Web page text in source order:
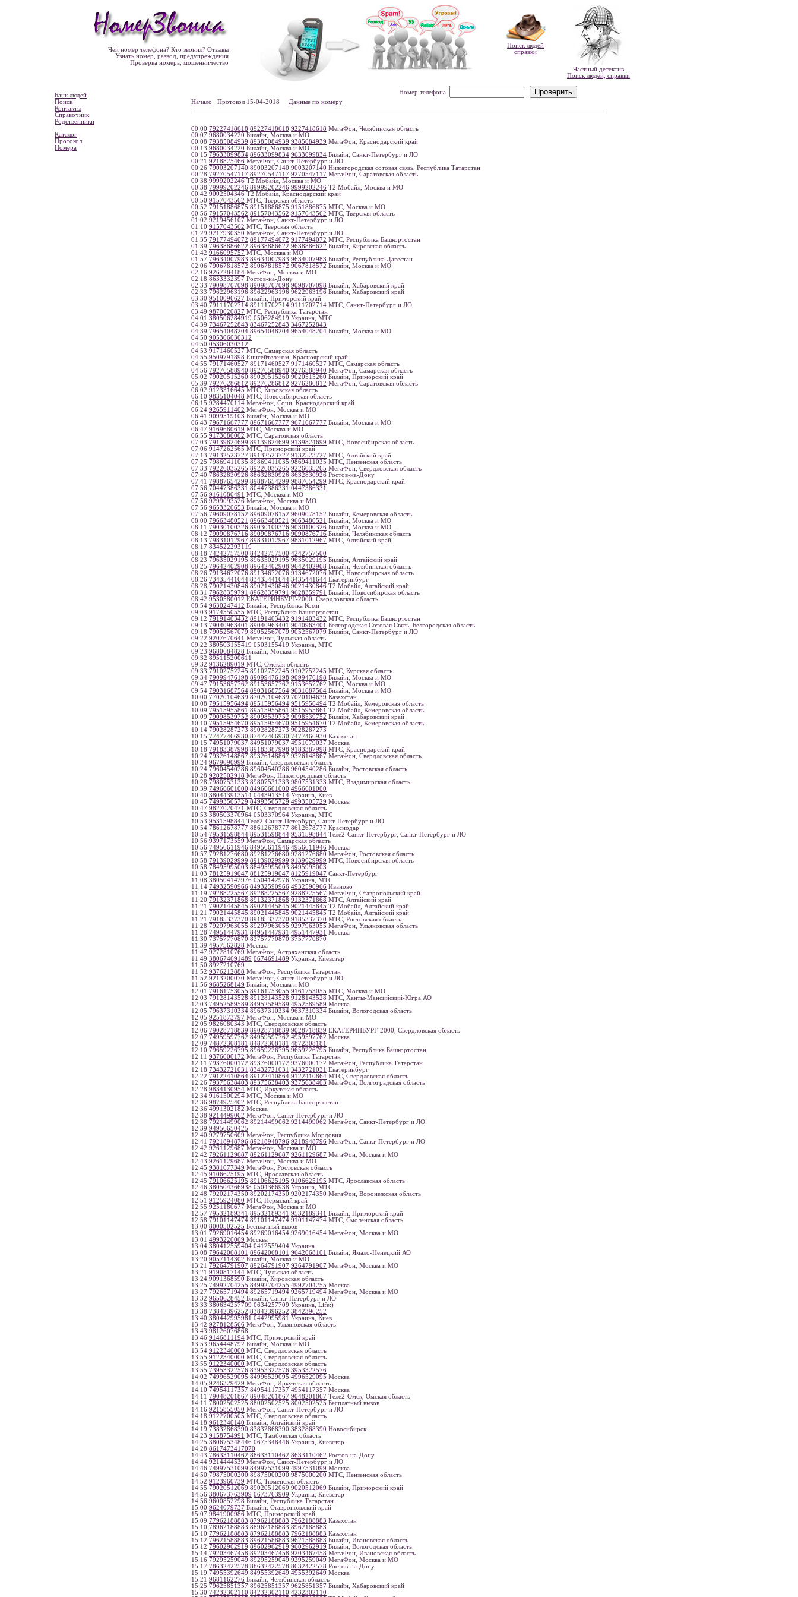
Чей номер телефона? Кто звонил? Отзывы
Узнать номер, развод, предупреждения
Проверка номера, мошенничество
Поиск людей
справки
Частный детектив
Поиск людей, справки
Банк людей
Поиск
Контакты
Справочник
Родственники
Каталог
Протокол
Номера
Номер телефона
Начало Протокол 15-04-2018 Данные по номеру
00:00 79227418618 89227418618 9227418618 МегаФон, Челябинская область
00:07 9680034220 Билайн, Москва и МО
00:08 79385084939 89385084939 9385084939 МегаФон, Краснодарский край
00:13 9680034220 Билайн, Москва и МО
00:15 79633099834 89633099834 9633099834 Билайн, Санкт-Петербург и ЛО
00:21 9218825466 МегаФон, Санкт-Петербург и ЛО
00:26 79003207140 89003207140 9003207140 Нижегородская сотовая связь, Республика Татарстан
00:28 79270547117 89270547117 9270547117 МегаФон, Саратовская область
00:38 9999202246 Т2 Мобайл, Москва и МО
00:38 79999202246 89999202246 9999202246 Т2 Мобайл, Москва и МО
00:42 9002504346 Т2 Мобайл, Краснодарский край
00:50 9157043562 МТС, Тверская область
00:52 79151886875 89151886875 9151886875 МТС, Москва и МО
00:56 79157043562 89157043562 9157043562 МТС, Тверская область
01:02 9219456107 МегаФон, Санкт-Петербург и ЛО
01:10 9157043562 МТС, Тверская область
01:29 9217930350 МегаФон, Санкт-Петербург и ЛО
01:35 79177494072 89177494072 9177494072 МТС, Республика Башкортостан
01:39 79638886622 89638886622 9638886622 Билайн, Кировская область
01:42 9166095757 МТС, Москва и МО
01:57 79634007983 89634007983 9634007983 Билайн, Республика Дагестан
02:06 79067818572 89067818572 9067818572 Билайн, Москва и МО
02:16 9267284184 МегаФон, Москва и МО
02:18 8633332397 Ростов-на-Дону
02:33 79098707098 89098707098 9098707098 Билайн, Хабаровский край
02:33 79622963196 89622963196 9622963196 Билайн, Хабаровский край
03:30 9510096627 Билайн, Приморский край
03:40 79111702714 89111702714 9111702714 МТС, Санкт-Петербург и ЛО
03:49 9870020827 МТС, Республика Татарстан
04:01 380506284919 0506284919 Украина, МТС
04:39 73467252843 83467252843 3467252843
04:39 79654048204 89654048204 9654048204 Билайн, Москва и МО
04:50 905306030312
04:50 05306030312
04:53 9171460527 МТС, Самарская область
04:55 9509791898 Енисейтелеком, Красноярский край
04:55 79171460527 89171460527 9171460527 МТС, Самарская область
04:56 79276588940 89276588940 9276588940 МегаФон, Самарская область
05:02 79020515260 89020515260 9020515260 Билайн, Приморский край
05:39 79276286812 89276286812 9276286812 МегаФон, Саратовская область
06:02 9123316645 МТС, Кировская область
06:10 9835104048 МТС, Новосибирская область
06:15 9284470114 МегаФон, Сочи, Краснодарский край
06:24 9265911402 МегаФон, Москва и МО
06:41 9099519103 Билайн, Москва и МО
06:43 79671667777 89671667777 9671667777 Билайн, Москва и МО
06:47 9169680619 МТС, Москва и МО
06:55 9173080002 МТС, Саратовская область
07:03 79139824699 89139824699 9139824699 МТС, Новосибирская область
07:06 9147262565 МТС, Приморский край
07:13 79132523727 89132523727 9132523727 МТС, Алтайский край
07:25 79869411035 89869411035 9869411035 МТС, Пензенская область
07:33 79226035265 89226035265 9226035265 МегаФон, Свердловская область
07:40 78632830926 88632830926 8632830926 Ростов-на-Дону
07:41 79887654299 89887654299 9887654299 МТС, Краснодарский край
07:56 70447386331 80447386331 0447386331
07:56 9161080491 МТС, Москва и МО
07:56 9299093526 МегаФон, Москва и МО
07:56 9653320653 Билайн, Москва и МО
07:56 79609078152 89609078152 9609078152 Билайн, Кемеровская область
08:00 79663480521 89663480521 9663480521 Билайн, Москва и МО
08:11 79030100326 89030100326 9030100326 Билайн, Москва и МО
08:12 79090876716 89090876716 9090876716 Билайн, Челябинская область
08:13 79831012967 89831012967 9831012967 МТС, Алтайский край
08:17 834522293119
08:18 74242757500 84242757500 4242757500
08:23 79635029195 89635029195 9635029195 Билайн, Алтайский край
08:25 79642402908 89642402908 9642402908 Билайн, Челябинская область
08:26 79134672076 89134672076 9134672076 МТС, Новосибирская область
08:26 73435441644 83435441644 3435441644 Екатеринбург
08:28 79021430846 89021430846 9021430846 Т2 Мобайл, Алтайский край
08:31 79628359791 89628359791 9628359791 Билайн, Новосибирская область
08:42 9530580012 ЕКАТЕРИНБУРГ-2000, Свердловская область
08:54 9630247412 Билайн, Республика Коми
09:03 9174550555 МТС, Республика Башкортостан
09:12 79191403432 89191403432 9191403432 МТС, Республика Башкортостан
09:13 79040963401 89040963401 9040963401 Белгородская Сотовая Связь, Белгородская область
09:18 79052567079 89052567079 9052567079 Билайн, Санкт-Петербург и ЛО
09:22 9207670641 МегаФон, Тульская область
09:22 380503155419 0503155419 Украина, МТС
09:23 9680684828 Билайн, Москва и МО
09:32 895115200611
09:32 9136289019 МТС, Омская область
09:33 79102752245 89102752245 9102752245 МТС, Курская область
09:34 79099476198 89099476198 9099476198 Билайн, Москва и МО
09:47 79153657762 89153657762 9153657762 МТС, Москва и МО
09:54 79031687564 89031687564 9031687564 Билайн, Москва и МО
10:00 77020104639 87020104639 7020104639 Казахстан
10:08 79515956494 89515956494 9515956494 Т2 Мобайл, Кемеровская область
10:09 79515955861 89515955861 9515955861 Т2 Мобайл, Кемеровская область
10:09 79098539752 89098539752 9098539752 Билайн, Хабаровский край
10:10 79515954670 89515954670 9515954670 Т2 Мобайл, Кемеровская область
10:14 79028287273 89028287273 9028287273
10:15 77477466930 87477466930 7477466930 Казахстан
10:15 74951079037 84951079037 4951079037 Москва
10:18 79183387998 89183387998 9183387998 МТС, Краснодарский край
10:24 79326148867 89326148867 9326148867 МегаФон, Свердловская область
10:24 9679090999 Билайн, Свердловская область
10:24 79604540286 89604540286 9604540286 Билайн, Ростовская область
10:28 9202502918 МегаФон, Нижегородская область
10:28 79807531333 89807531333 9807531333 МТС, Владимирская область
10:39 74966601000 84966601000 4966601000
10:40 380443913514 0443913514 Украина, Киев
10:45 74993505729 84993505729 4993505729 Москва
10:47 9827020471 МТС, Свердловская область
10:53 380503370964 0503370964 Украина, МТС
10:53 9531598844 Теле2-Санкт-Петербург, Санкт-Петербург и ЛО
10:54 78612678777 88612678777 8612678777 Краснодар
10:54 79531598844 89531598844 9531598844 Теле2-Санкт-Петербург, Санкт-Петербург и ЛО
10:56 9397173559 МегаФон, Самарская область
10:56 74956611946 84956611946 4956611946 Москва
10:57 79281276680 89281276680 9281276680 МегаФон, Ростовская область
10:58 79139029999 89139029999 9139029999 МТС, Новосибирская область
10:58 78495995003 88495995003 8495995003
11:03 78125919047 88125919047 8125919047 Санкт-Петербург
11:08 380504142976 0504142976 Украина, МТС
11:14 74932590966 84932590966 4932590966 Иваново
11:19 79288225567 89288225567 9288225567 МегаФон, Ставропольский край
11:20 79132371868 89132371868 9132371868 МТС, Алтайский край
11:21 79021445845 89021445845 9021445845 Т2 Мобайл, Алтайский край
11:21 79021445845 89021445845 9021445845 Т2 Мобайл, Алтайский край
11:21 79185337370 89185337370 9185337370 МТС, Ростовская область
11:28 79297963055 89297963055 9297963055 МегаФон, Ульяновская область
11:28 74951447931 84951447931 4951447931 Москва
11:30 73757770870 83757770870 3757770870
11:39 4957562828 Москва
11:47 9272810769 МегаФон, Астраханская область
11:49 380674691489 0674691489 Украина, Киевстар
11:50 8927210769
11:52 9376212888 МегаФон, Республика Татарстан
11:52 9213200070 МегаФон, Санкт-Петербург и ЛО
11:56 9685268149 Билайн, Москва и МО
12:01 79161753055 89161753055 9161753055 МТС, Москва и МО
12:03 79128143528 89128143528 9128143528 МТС, Ханты-Мансийский-Югра АО
12:03 74952589589 84952589589 4952589589 Москва
12:05 79637310334 89637310334 9637310334 Билайн, Вологодская область
12:05 9251873797 МегаФон, Москва и МО
12:05 9826080343 МТС, Свердловская область
12:06 79028718839 89028718839 9028718839 ЕКАТЕРИНБУРГ-2000, Свердловская область
12:07 74959597762 84959597762 4959597762 Москва
12:09 74872308181 84872308181 4872308181
12:10 79659226795 89659226795 9659226795 Билайн, Республика Башкортостан
12:11 9376000172 МегаФон, Республика Татарстан
12:11 79376000172 89376000172 9376000172 МегаФон, Республика Татарстан
12:18 73432721031 83432721031 3432721031 Екатеринбург
12:22 79122410864 89122410864 9122410864 МТС, Свердловская область
12:26 79375638403 89375638403 9375638403 МегаФон, Волгоградская область
12:28 9834130954 МТС, Иркутская область
12:34 9161500294 МТС, Москва и МО
12:36 9874925402 МТС, Республика Башкортостан
12:36 4991302182 Москва
12:38 9214499062 МегаФон, Санкт-Петербург и ЛО
12:38 79214499062 89214499062 9214499062 МегаФон, Санкт-Петербург и ЛО
12:39 94956650425
12:40 9279750609 МегаФон, Республика Мордовия
12:41 79218948796 89218948796 9218948796 МегаФон, Санкт-Петербург и ЛО
12:42 9261129687 МегаФон, Москва и МО
12:42 79261129687 89261129687 9261129687 МегаФон, Москва и МО
12:43 9261129687 МегаФон, Москва и МО
12:45 9381077349 МегаФон, Ростовская область
12:45 9106625195 МТС, Ярославская область
12:45 79106625195 89106625195 9106625195 МТС, Ярославская область
12:46 380504366938 0504366938 Украина, МТС
12:48 79202174350 89202174350 9202174350 МегаФон, Воронежская область
12:51 9125924080 МТС, Пермский край
12:55 9251180677 МегаФон, Москва и МО
12:57 79532189341 89532189341 9532189341 Билайн, Приморский край
12:58 79101147474 89101147474 9101147474 МТС, Смоленская область
13:00 8000502525 Бесплатный вызов
13:01 79269016454 89269016454 9269016454 МегаФон, Москва и МО
13:01 4993220069 Москва
13:04 380412559404 0412559404 Украина
13:08 79642068101 89642068101 9642068101 Билайн, Ямало-Ненецкий АО
13:20 9057114302 Билайн, Москва и МО
13:21 79264791907 89264791907 9264791907 МегаФон, Москва и МО
13:21 9190817144 МТС, Тульская область
13:24 9091368590 Билайн, Кировская область
13:25 74992704255 84992704255 4992704255 Москва
13:27 79265719494 89265719494 9265719494 МегаФон, Москва и МО
13:32 9650628452 Билайн, Санкт-Петербург и ЛО
13:33 380634257709 0634257709 Украина, Life:)
13:38 73842396252 83842396252 3842396252
13:40 380442995981 0442995981 Украина, Киев
13:42 9278128566 МегаФон, Ульяновская область
13:43 98126076868
13:46 9146811194 МТС, Приморский край
13:53 9654448792 Билайн, Москва и МО
13:54 9122340000 МТС, Свердловская область
13:55 9122340000 МТС, Свердловская область
13:55 9122340000 МТС, Свердловская область
13:55 73953322576 83953322576 3953322576
14:02 74996529095 84996529095 4996529095 Москва
14:05 9246329429 МегаФон, Иркутская область
14:10 74954117357 84954117357 4954117357 Москва
14:11 79048201867 89048201867 9048201867 Теле2-Омск, Омская область
14:11 78002502525 88002502525 8002502525 Бесплатный вызов
14:16 9215855050 МегаФон, Санкт-Петербург и ЛО
14:18 9122700505 МТС, Свердловская область
14:18 9612340140 Билайн, Алтайский край
14:19 73832868390 83832868390 3832868390 Новосибирск
14:23 9158754991 МТС, Тамбовская область
14:25 380675348446 0675348446 Украина, Киевстар
14:28 8617473417070
14:43 78633110462 88633110462 8633110462 Ростов-на-Дону
14:44 9214444539 МегаФон, Санкт-Петербург и ЛО
14:46 74997531099 84997531099 4997531099 Москва
14:50 79875000200 89875000200 9875000200 МТС, Пензенская область
14:52 9123960739 МТС, Тюменская область
14:55 79020512069 89020512069 9020512069 Билайн, Приморский край
14:56 380673763909 0673763909 Украина, Киевстар
14:56 9600852298 Билайн, Республика Татарстан
15:00 9624079737 Билайн, Ставропольский край
15:07 9841900986 МТС, Приморский край
15:09 77962188883 87962188883 7962188883 Казахстан
15:10 78962188883 88962188883 8962188883
15:10 77962188883 87962188883 7962188883 Казахстан
15:12 79621588883 89621588883 9621588883 Билайн, Ивановская область
15:12 79602962919 89602962919 9602962919 Билайн, Вологодская область
15:14 79203467458 89203467458 9203467458 МегаФон, Ивановская область
15:16 79295259049 89295259049 9295259049 МегаФон, Москва и МО
15:17 78632422578 88632422578 8632422578 Ростов-на-Дону
15:19 74955392649 84955392649 4955392649 Москва
15:21 9681162276 Билайн, Челябинская область
15:25 79625851357 89625851357 9625851357 Билайн, Хабаровский край
15:30 74232302110 84232302110 4232302110